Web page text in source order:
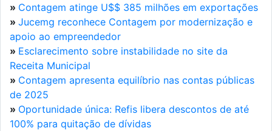
» Contagem atinge U$$ 385 milhões em exportações
» Jucemg reconhece Contagem por modernização e
apoio ao empreendedor
» Esclarecimento sobre instabilidade no site da
Receita Municipal
» Contagem apresenta equilíbrio nas contas públicas
de 2025
» Oportunidade única: Refis libera descontos de até
100% para quitação de dívidas